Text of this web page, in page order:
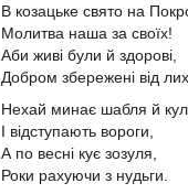
В козацьке свято на
Молитва наша за своїх!
Аби живі були й здорові,
Добром збережені від
Нехай минає шабля й
І відступають вороги,
А по весні кує зозуля,
Роки рахуючи з нудьги.